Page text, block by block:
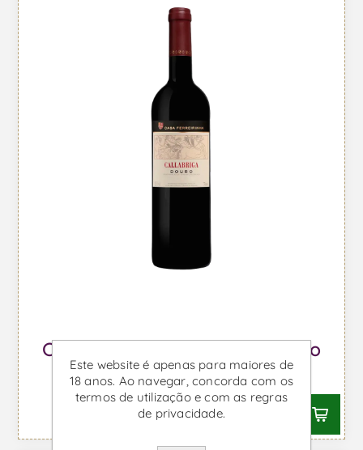
Callabriga Magnum - Vinho Tinto
Desde €43,01 IVA incl.
Este website é apenas para maiores de
18 anos. Ao navegar, concorda com os
termos de utilização e com as regras
de privacidade.